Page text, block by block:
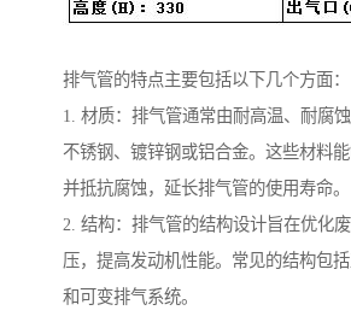
排气管的特点主要包括以下几个方面：
1. 材质：排气管通常由耐高温、耐腐
不锈钢、镀锌钢或铝合金。这些材料
并抵抗腐蚀，延长排气管的使用寿命。
2. 结构：排气管的结构设计旨在优化
压，提高发动机性能。常见的结构包
和可变排气系统。